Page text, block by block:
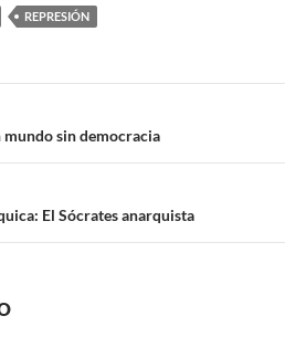
REPRESIÓN
mundo sin democracia
El Sócrates anarquista